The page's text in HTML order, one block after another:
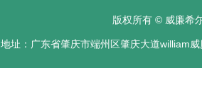
版权所有 © 威廉希
地址：广东省肇庆市端州区肇庆大道william